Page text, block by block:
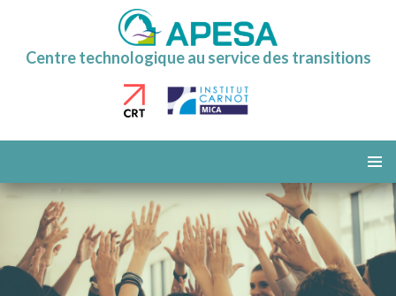
Centre technologique au service des transitions
MENU
AU
CONTENU